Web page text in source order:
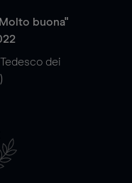
buona"
dei